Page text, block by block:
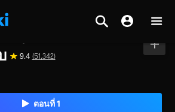
9.4 (51,342)
ตอนที่ 1